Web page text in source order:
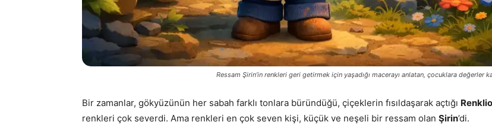
Ressam Şirin’in renkleri geri getirmek için yaşadığı macerayı anlatan, çocuklara değerler
Bir zamanlar, gökyüzünün her sabah farklı tonlara büründüğü, çiçeklerin fısıldaşarak açtığı
renkleri çok severdi. Ama renkleri en çok seven kişi, küçük ve neşeli bir ressam olan Şirin’di.